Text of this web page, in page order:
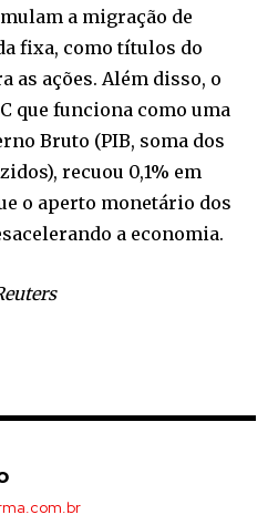
a migração de
fixa, como títulos do
as ações. Além disso, o
que funciona como uma
Bruto (PIB, soma dos
recuou 0,1% em
o aperto monetário dos
a economia.